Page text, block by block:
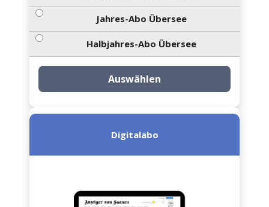
Jahres-Abo Übersee
Halbjahres-Abo Übersee
Auswählen
Digitalabo